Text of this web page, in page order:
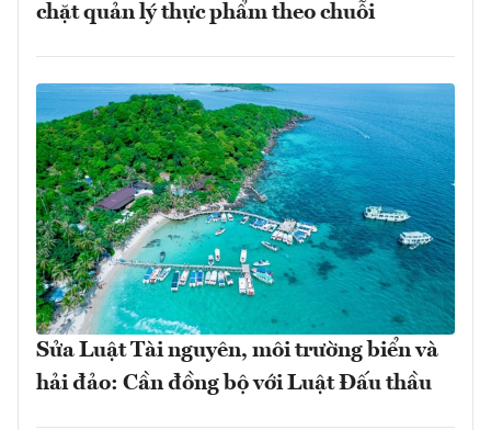
chặt quản lý thực phẩm theo chuỗi
Sửa Luật Tài nguyên, môi trường biển và
hải đảo: Cần đồng bộ với Luật Đấu thầu